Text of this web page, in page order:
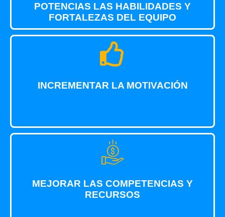
POTENCIAS LAS HABILIDADES Y
FORTALEZAS DEL EQUIPO
INCREMENTAR LA MOTIVACIÓN
MEJORAR LAS COMPETENCIAS Y
RECURSOS